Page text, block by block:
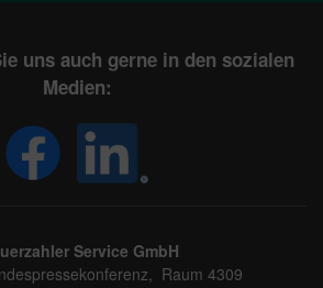
uns auch gerne in den sozialen
Medien:
Service GmbH
Raum 4309